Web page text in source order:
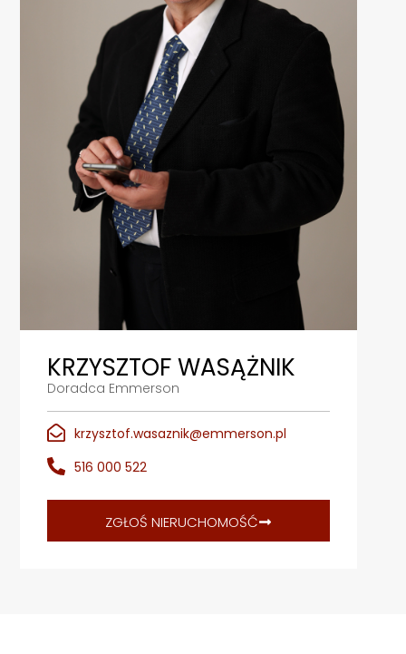
KRZYSZTOF WASĄŻNIK
Doradca Emmerson
krzysztof.wasaznik@emmerson.pl
516 000 522
ZGŁOŚ NIERUCHOMOŚĆ